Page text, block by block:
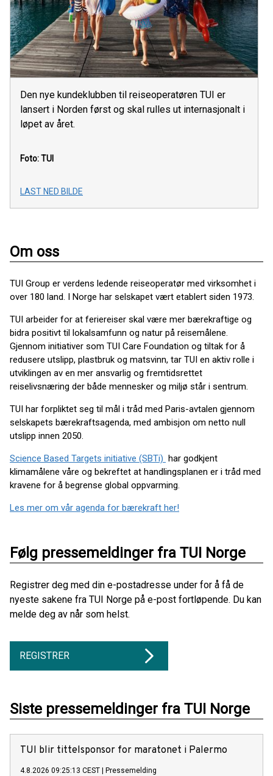
Den nye kundeklubben til reiseoperatøren TUI er
lansert i Norden først og skal rulles ut internasjonalt i
løpet av året.
Foto: TUI
LAST NED BILDE
Om oss
TUI Group er verdens ledende reiseoperatør med virksomhet i
over 180 land. I Norge har selskapet vært etablert siden 1973.
TUI arbeider for at feriereiser skal være mer bærekraftige og
bidra positivt til lokalsamfunn og natur på reisemålene.
Gjennom initiativer som TUI Care Foundation og tiltak for å
redusere utslipp, plastbruk og matsvinn, tar TUI en aktiv rolle i
utviklingen av en mer ansvarlig og fremtidsrettet
reiselivsnæring der både mennesker og miljø står i sentrum.
TUI har forpliktet seg til mål i tråd med Paris-avtalen gjennom
selskapets bærekraftsagenda, med ambisjon om netto null
utslipp innen 2050.
Science Based Targets initiative (SBTi) har godkjent
klimamålene våre og bekreftet at handlingsplanen er i tråd med
kravene for å begrense global oppvarming.
Les mer om vår agenda for bærekraft her!
Følg pressemeldinger fra TUI Norge
Registrer deg med din e-postadresse under for å få de
nyeste sakene fra TUI Norge på e-post fortløpende. Du kan
melde deg av når som helst.
REGISTRER
Siste pressemeldinger fra TUI Norge
TUI blir tittelsponsor for maratonet i Palermo
4.8.2026 09:25:13 CEST Pressemelding